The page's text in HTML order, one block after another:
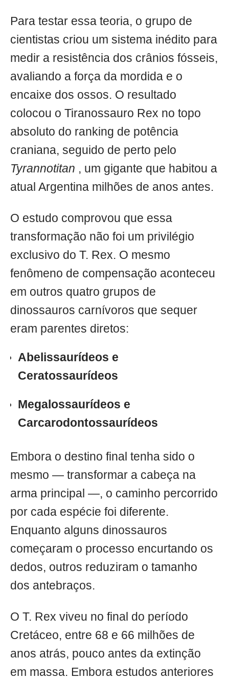
Para testar essa teoria, o grupo de
cientistas criou um sistema inédito para
medir a resistência dos crânios fósseis,
avaliando a força da mordida e o
encaixe dos ossos. O resultado
colocou o Tiranossauro Rex no topo
absoluto do ranking de potência
craniana, seguido de perto pelo
Tyrannotitan , um gigante que habitou a
atual Argentina milhões de anos antes.
O estudo comprovou que essa
transformação não foi um privilégio
exclusivo do T. Rex. O mesmo
fenômeno de compensação aconteceu
em outros quatro grupos de
dinossauros carnívoros que sequer
eram parentes diretos:
Abelissaurídeos e
Ceratossaurídeos
Megalossaurídeos e
Carcarodontossaurídeos
Embora o destino final tenha sido o
mesmo — transformar a cabeça na
arma principal —, o caminho percorrido
por cada espécie foi diferente.
Enquanto alguns dinossauros
começaram o processo encurtando os
dedos, outros reduziram o tamanho
dos antebraços.
O T. Rex viveu no final do período
Cretáceo, entre 68 e 66 milhões de
anos atrás, pouco antes da extinção
em massa. Embora estudos anteriores